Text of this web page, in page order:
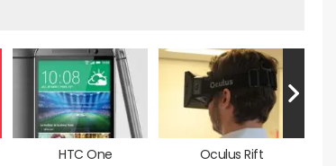
HTC One Oculus Rift